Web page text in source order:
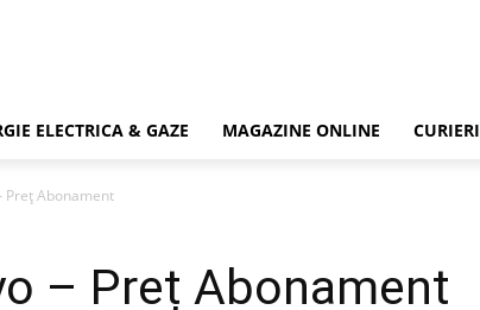
ELECTRICA & GAZE MAGAZINE ONLINE CURIERI
Preț Abonament
– Preț Abonament